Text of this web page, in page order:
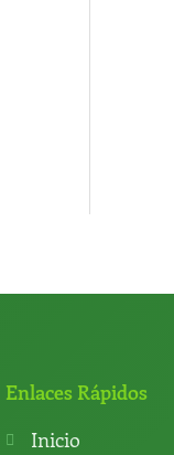
Enlaces Rápidos
Inicio